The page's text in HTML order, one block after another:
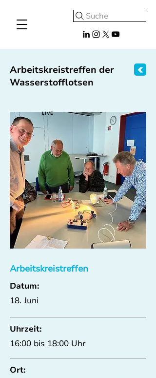
Suche
Arbeitskreistreffen der
Wasserstofflotsen
LIVE
Arbeitskreistreffen
Datum:
18. Juni
Uhrzeit:
16:00 bis 18:00 Uhr
Ort: